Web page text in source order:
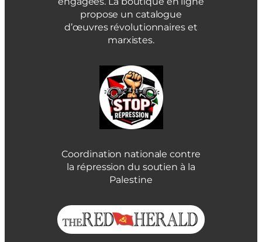
propose un catalogue
d’œuvres révolutionnaires et
marxistes.
Coordination nationale contre
la répression du soutien à la
Palestine